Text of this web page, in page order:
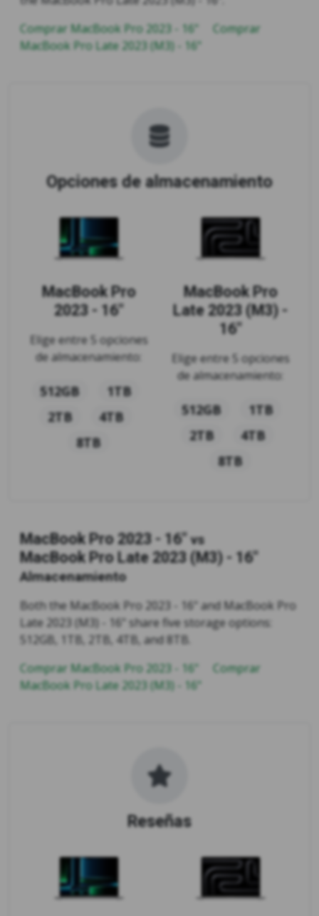
Comprar MacBook Pro 2023 - 16"
Comprar
MacBook Pro Late 2023 (M3) - 16"
Opciones de almacenamiento
MacBook Pro
2023 - 16"
Elige entre 5 opciones
de almacenamiento:
512GB
1TB
2TB
4TB
8TB
MacBook Pro
Late 2023 (M3) -
16"
Elige entre 5 opciones
de almacenamiento:
512GB
1TB
2TB
4TB
8TB
MacBook Pro 2023 - 16" vs
MacBook Pro Late 2023 (M3) - 16"
Almacenamiento
Both the MacBook Pro 2023 - 16" and MacBook Pro
Late 2023 (M3) - 16" share five storage options:
512GB, 1TB, 2TB, 4TB, and 8TB.
Comprar MacBook Pro 2023 - 16"
Comprar
MacBook Pro Late 2023 (M3) - 16"
Reseñas